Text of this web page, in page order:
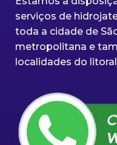
serviços de
toda a cidade de
metropolitana e
localidades do